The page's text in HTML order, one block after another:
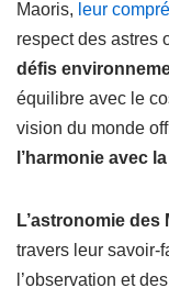
Maoris, leur
respect des astres
défis
équilibre avec le
vision du monde
l’harmonie avec
L’astronomie des
travers leur savoir-
l’observation et